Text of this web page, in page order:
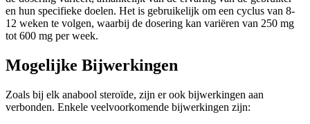
en hun specifieke doelen. Het is gebruikelijk om een cyclus van 8-
12 weken te volgen, waarbij de dosering kan variëren van 250 mg
tot 600 mg per week.
Mogelijke Bijwerkingen
Zoals bij elk anabool steroïde, zijn er ook bijwerkingen aan
verbonden. Enkele veelvoorkomende bijwerkingen zijn: